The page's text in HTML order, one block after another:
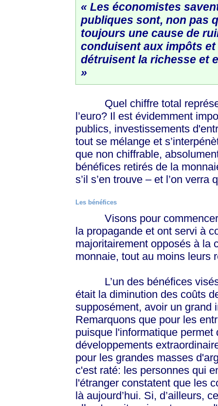
« Les économistes
publiques sont, non pas
toujours une cause de
conduisent aux impôts
détruisent la richesse et
»
Quel chiffre total
l’euro? Il est évidemment
publics, investissements
tout se mélange et
que non chiffrable,
bénéfices retirés de la
s’il s’en trouve – et l’on
Les bénéfices
Visons pour commencer
la propagande et ont servi à
majoritairement opposés à la
monnaie, tout au moins leurs
L’un des bénéfices visés
était la diminution des coûts
supposément, avoir un grand
Remarquons que pour les
puisque l'informatique
développements
pour les grandes masses
c'est raté: les personnes qui
l'étranger constatent que les
là aujourd’hui. Si, d’ailleurs,